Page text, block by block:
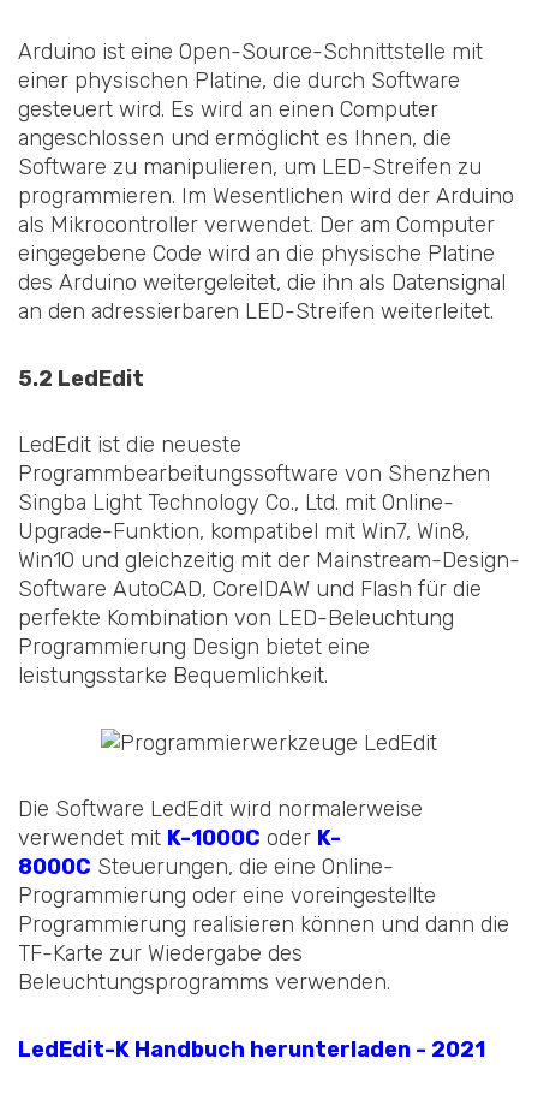
Arduino ist eine Open-Source-Schnittstelle mit
einer physischen Platine, die durch Software
gesteuert wird. Es wird an einen Computer
angeschlossen und ermöglicht es Ihnen, die
Software zu manipulieren, um LED-Streifen zu
programmieren. Im Wesentlichen wird der Arduino
als Mikrocontroller verwendet. Der am Computer
eingegebene Code wird an die physische Platine
des Arduino weitergeleitet, die ihn als Datensignal
an den adressierbaren LED-Streifen weiterleitet.
5.2 LedEdit
LedEdit ist die neueste
Programmbearbeitungssoftware von Shenzhen
Singba Light Technology Co., Ltd. mit Online-
Upgrade-Funktion, kompatibel mit Win7, Win8,
Win10 und gleichzeitig mit der Mainstream-Design-
Software AutoCAD, CoreIDAW und Flash für die
perfekte Kombination von LED-Beleuchtung
Programmierung Design bietet eine
leistungsstarke Bequemlichkeit.
Die Software LedEdit wird normalerweise
verwendet mit K-1000C oder K-
8000C Steuerungen, die eine Online-
Programmierung oder eine voreingestellte
Programmierung realisieren können und dann die
TF-Karte zur Wiedergabe des
Beleuchtungsprogramms verwenden.
LedEdit-K Handbuch herunterladen - 2021